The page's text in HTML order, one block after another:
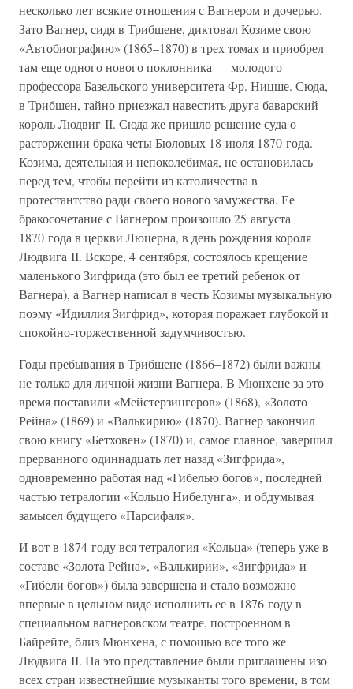
несколько лет всякие отношения с Вагнером и дочерью.
Зато Вагнер, сидя в Трибшене, диктовал Козиме свою
«Автобиографию» (1865–1870) в трех томах и приобрел
там еще одного нового поклонника — молодого
профессора Базельского университета Фр. Ницше. Сюда,
в Трибшен, тайно приезжал навестить друга баварский
король Людвиг II. Сюда же пришло решение суда о
расторжении брака четы Бюловых 18 июля 1870 года.
Козима, деятельная и непоколебимая, не остановилась
перед тем, чтобы перейти из католичества в
протестантство ради своего нового замужества. Ее
бракосочетание с Вагнером произошло 25 августа
1870 года в церкви Люцерна, в день рождения короля
Людвига II. Вскоре, 4 сентября, состоялось крещение
маленького Зигфрида (это был ее третий ребенок от
Вагнера), а Вагнер написал в честь Козимы музыкальную
поэму «Идиллия Зигфрид», которая поражает глубокой и
спокойно-торжественной задумчивостью.
Годы пребывания в Трибшене (1866–1872) были важны
не только для личной жизни Вагнера. В Мюнхене за это
время поставили «Мейстерзингеров» (1868), «Золото
Рейна» (1869) и «Валькирию» (1870). Вагнер закончил
свою книгу «Бетховен» (1870) и, самое главное, завершил
прерванного одиннадцать лет назад «Зигфрида»,
одновременно работая над «Гибелью богов», последней
частью тетралогии «Кольцо Нибелунга», и обдумывая
замысел будущего «Парсифаля».
И вот в 1874 году вся тетралогия «Кольца» (теперь уже в
составе «Золота Рейна», «Валькирии», «Зигфрида» и
«Гибели богов») была завершена и стало возможно
впервые в цельном виде исполнить ее в 1876 году в
специальном вагнеровском театре, построенном в
Байрейте, близ Мюнхена, с помощью все того же
Людвига II. На это представление были приглашены изо
всех стран известнейшие музыканты того времени, в том